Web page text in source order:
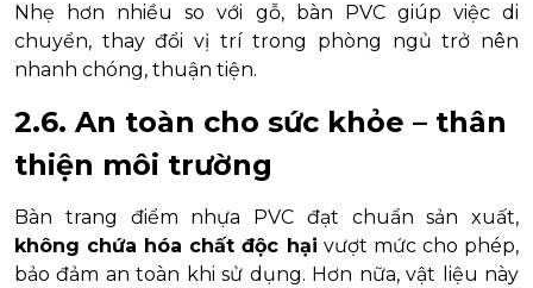
Nhẹ hơn nhiều so với gỗ, bàn PVC giúp việc di
chuyển, thay đổi vị trí trong phòng ngủ trở nên
nhanh chóng, thuận tiện.
2.6. An toàn cho sức khỏe – thân
thiện môi trường
Bàn trang điểm nhựa PVC đạt chuẩn sản xuất,
không chứa hóa chất độc hại vượt mức cho phép,
bảo đảm an toàn khi sử dụng. Hơn nữa, vật liệu này